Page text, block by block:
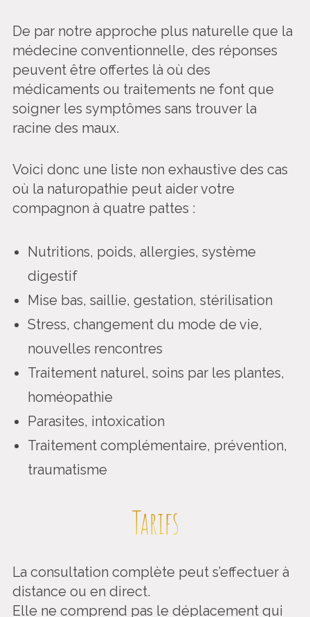
De par notre approche plus naturelle que la
médecine conventionnelle, des réponses
peuvent être offertes là où des
médicaments ou traitements ne font que
soigner les symptômes sans trouver la
racine des maux.
Voici donc une liste non exhaustive des cas
où la naturopathie peut aider votre
compagnon à quatre pattes :
Nutritions, poids, allergies, système
digestif
Mise bas, saillie, gestation, stérilisation
Stress, changement du mode de vie,
nouvelles rencontres
Traitement naturel, soins par les plantes,
homéopathie
Parasites, intoxication
Traitement complémentaire, prévention,
traumatisme
Tarifs
La consultation complète peut s’effectuer à
distance ou en direct.
Elle ne comprend pas le déplacement qui